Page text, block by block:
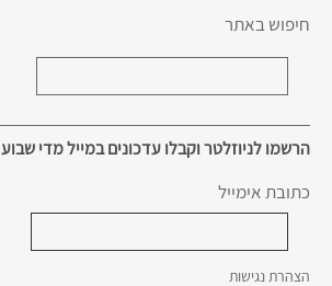
חיפוש באתר
הרשמו לניוזלטר וקבלו עדכונים במייל מדי שבוע
כתובת אימייל
הצהרת נגישות